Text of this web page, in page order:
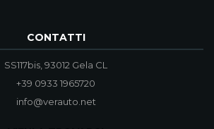
CONTATTI
SS117bis, 93012 Gela CL
+39 0933 1965720
info@verauto.net